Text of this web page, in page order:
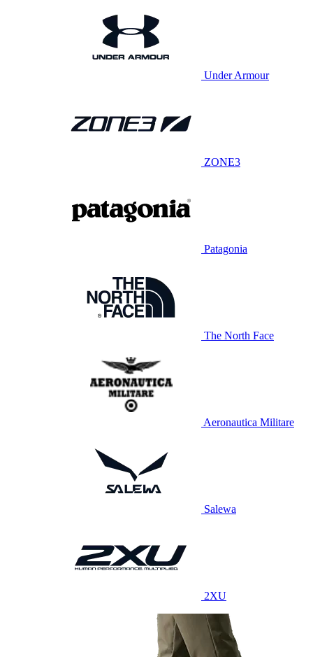
Under Armour
ZONE3
Patagonia
The North Face
Aeronautica Militare
Salewa
2XU